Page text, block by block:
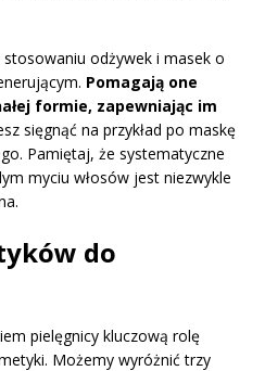
odżywek i masek o
Pomagają one
formie, zapewniając im
sięgnąć na przykład po maskę
Pamiętaj, że systematyczne
myciu włosów jest niezwykle
do
pielęgnicy kluczową rolę
Możemy wyróżnić trzy